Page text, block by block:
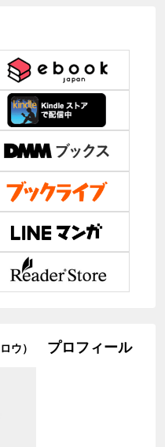
ウ） プロフィール